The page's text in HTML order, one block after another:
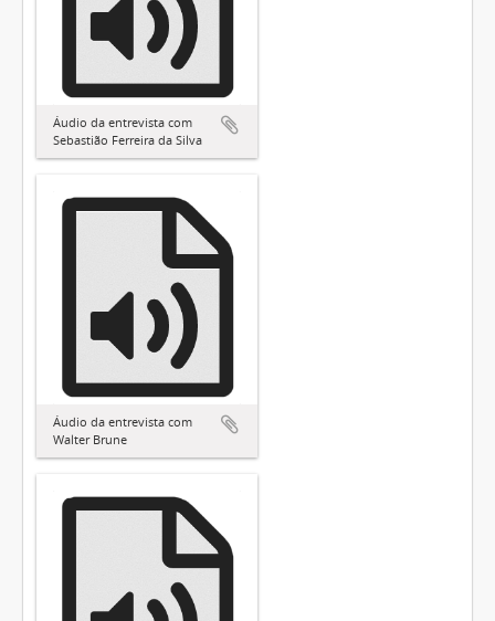
Áudio da entrevista com
Sebastião Ferreira da Silva
Áudio da entrevista com
Walter Brune